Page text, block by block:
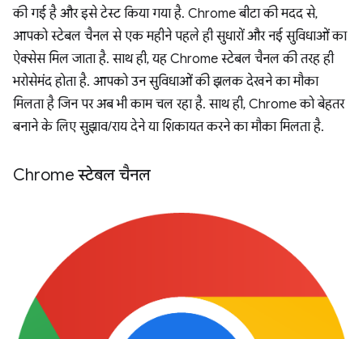
की गई है और इसे टेस्ट किया गया है. Chrome बीटा की मदद से,
आपको स्टेबल चैनल से एक महीने पहले ही सुधारों और नई सुविधाओं का
ऐक्सेस मिल जाता है. साथ ही, यह Chrome स्टेबल चैनल की तरह ही
भरोसेमंद होता है. आपको उन सुविधाओं की झलक देखने का मौका
मिलता है जिन पर अब भी काम चल रहा है. साथ ही, Chrome को बेहतर
बनाने के लिए सुझाव/राय देने या शिकायत करने का मौका मिलता है.
Chrome स्टेबल चैनल